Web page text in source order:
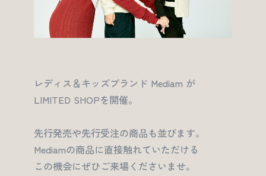
レディス＆キッズブランド Mediam が
LIMITED SHOPを開催。
先行発売や先行受注の商品も並びます。
Mediamの商品に直接触れていただける
この機会にぜひご来場くださいませ。